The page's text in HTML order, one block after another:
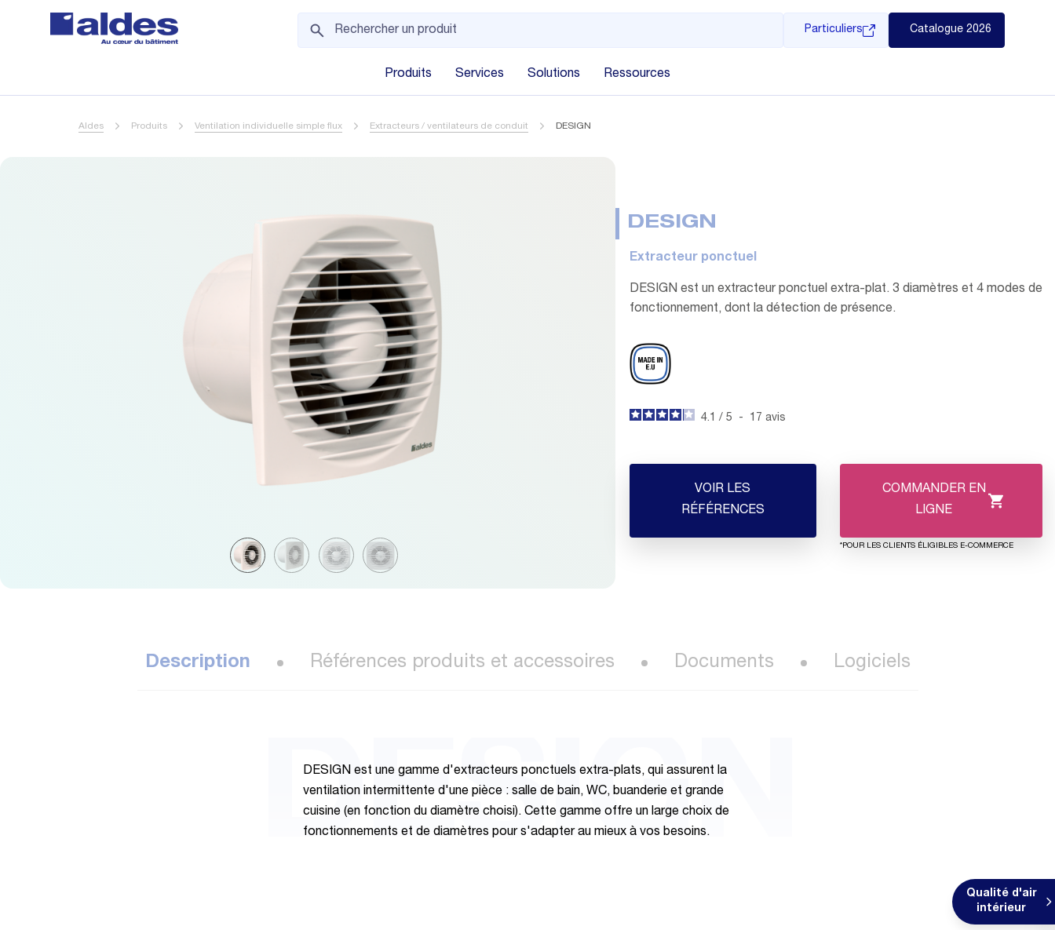
Particuliers Catalogue 2026
Produits Services Solutions Ressources
Aldes Produits Ventilation individuelle simple flux Extracteurs / ventilateurs de conduit DESIGN
Qualité d'air
intérieur
DESIGN
Extracteur ponctuel
DESIGN est un extracteur ponctuel extra-plat. 3 diamètres et 4 modes de
fonctionnement, dont la détection de présence.
4.1 / 5 - 17 avis
VOIR LES
RÉFÉRENCES
COMMANDER EN
LIGNE
*POUR LES CLIENTS ÉLIGIBLES E-COMMERCE
Description Références produits et accessoires Documents Logiciels
DESIGN
DESIGN est une gamme d'extracteurs ponctuels extra-plats, qui assurent la
ventilation intermittente d'une pièce : salle de bain, WC, buanderie et grande
cuisine (en fonction du diamètre choisi). Cette gamme offre un large choix de
fonctionnements et de diamètres pour s'adapter au mieux à vos besoins.